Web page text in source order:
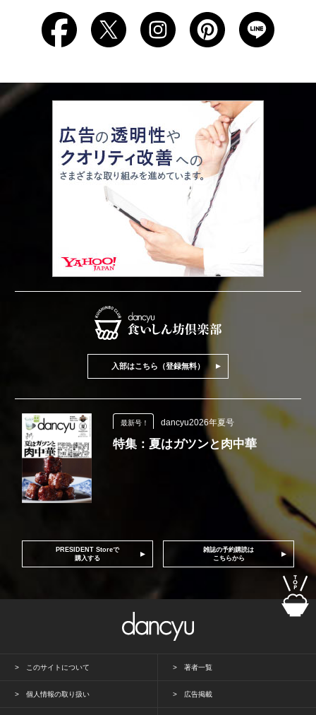
入部はこちら（登録無料）
最新号！ dancyu2026年夏号
特集：夏はガツンと肉中華
PRESIDENT Storeで
購入する
雑誌の予約購読は
こちらから
このサイトについて 著者一覧
個人情報の取り扱い 広告掲載